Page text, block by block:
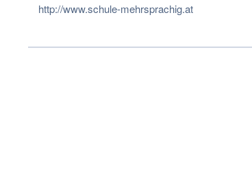
http://www.schule-mehrsprachig.at